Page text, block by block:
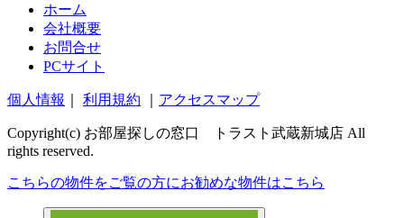
ホーム
会社概要
お問合せ
PCサイト
個人情報 利用規約 アクセスマップ
Copyright(c) お部屋探しの窓口 トラスト武蔵新城店 All
rights reserved.
こちらの物件をご覧の方にお勧めな物件はこちら